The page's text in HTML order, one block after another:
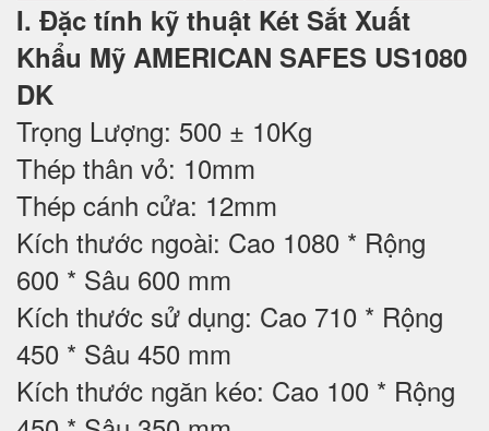
I. Đặc tính kỹ thuật Két Sắt Xuất
Khẩu Mỹ AMERICAN SAFES US1080
DK
Trọng Lượng: 500 ± 10Kg
Thép thân vỏ: 10mm
Thép cánh cửa: 12mm
Kích thước ngoài: Cao 1080 * Rộng
600 * Sâu 600 mm
Kích thước sử dụng: Cao 710 * Rộng
450 * Sâu 450 mm
Kích thước ngăn kéo: Cao 100 * Rộng